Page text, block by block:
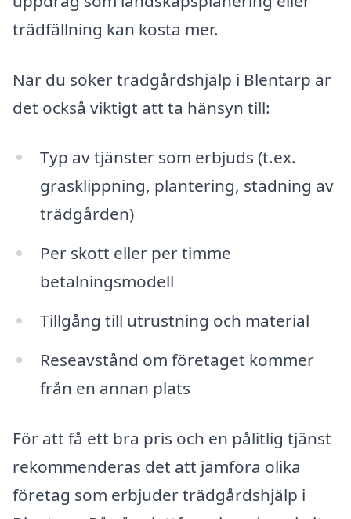
trädfällning kan kosta mer.
När du söker trädgårdshjälp i Blentarp är
det också viktigt att ta hänsyn till:
Typ av tjänster som erbjuds (t.ex.
gräsklippning, plantering, städning av
trädgården)
Per skott eller per timme
betalningsmodell
Tillgång till utrustning och material
Reseavstånd om företaget kommer
från en annan plats
För att få ett bra pris och en pålitlig tjänst
rekommenderas det att jämföra olika
företag som erbjuder trädgårdshjälp i